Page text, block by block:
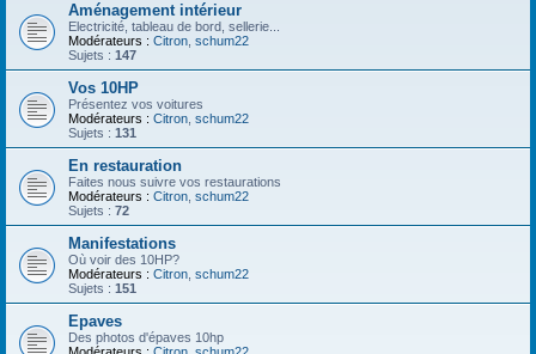
Aménagement intérieur
Electricité, tableau de bord, sellerie...
Modérateurs : Citron schum22
Sujets : 147
Vos 10HP
Présentez vos voitures
Modérateurs : Citron schum22
Sujets : 131
En restauration
Faites nous suivre vos restaurations
Modérateurs : Citron schum22
Sujets : 72
Manifestations
Où voir des 10HP?
Modérateurs : Citron schum22
Sujets : 151
Epaves
Des photos d'épaves 10hp